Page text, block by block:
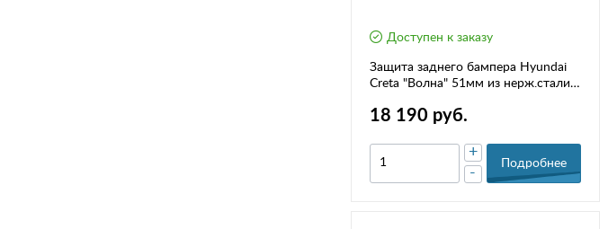
Доступен к заказу
Защита заднего бампера Hyundai
Creta "Волна" 51мм из нерж.стали
18 190 руб.
-
+
Подробнее